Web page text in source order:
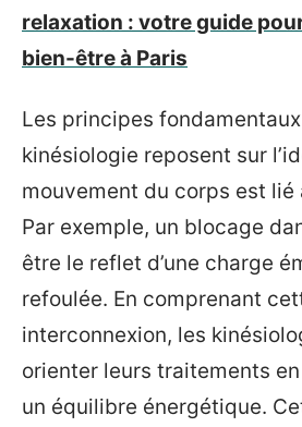
relaxation : votre guide
bien-être à Paris
Les principes
kinésiologie reposent sur
mouvement du corps est lié
Par exemple, un blocage
être le reflet d’une charge
refoulée. En comprenant
interconnexion, les
orienter leurs traitements
un équilibre énergétique.